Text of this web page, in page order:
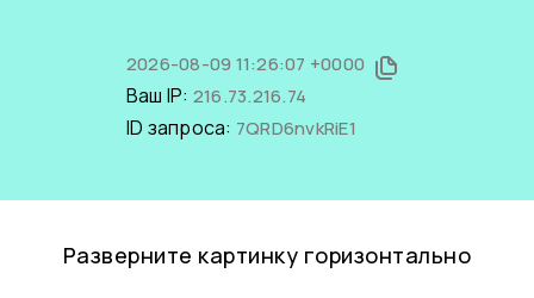
2026-08-09 11:26:07 +0000
Ваш IP: 216.73.216.74
ID запроса: 7QRD6nvkRiE1
Разверните картинку горизонтально